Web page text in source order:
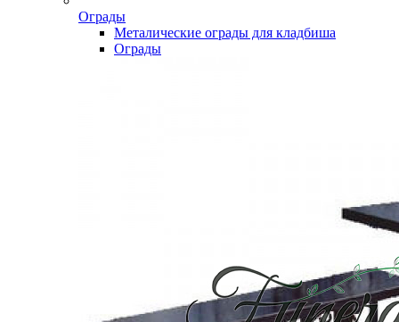
Ограды
Металические ограды для кладбиша
Ограды